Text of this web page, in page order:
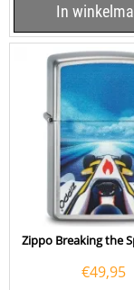
In
Zippo Breaking the
€49,95